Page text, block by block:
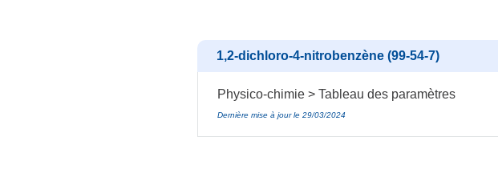
1,2-dichloro-4-nitrobenzène (99-54-7)
Physico-chimie > Tableau des paramètres
Dernière mise à jour le 29/03/2024